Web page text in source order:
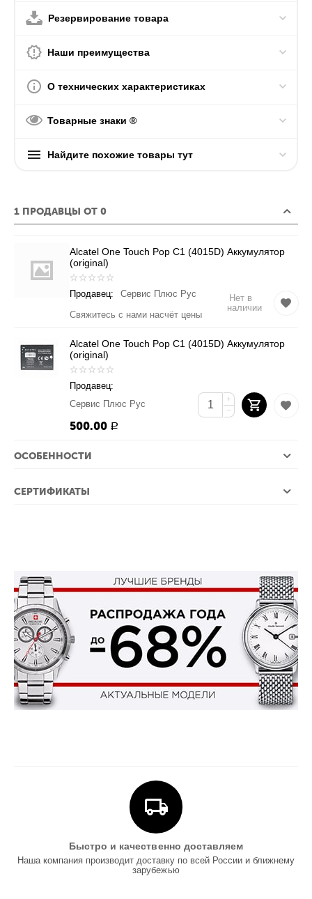
Резервирование товара
Наши преимущества
О технических характеристиках
Товарные знаки ®
Найдите похожие товары тут
1 ПРОДАВЦЫ ОТ 0
Alcatel One Touch Pop C1 (4015D) Аккумулятор
(original)
Продавец:
Сервис Плюс Рус
Свяжитесь с нами насчёт цены
Нет в
наличии
Alcatel One Touch Pop C1 (4015D) Аккумулятор
(original)
Продавец:
Сервис Плюс Рус
500.00 Р
+
−
ОСОБЕННОСТИ
СЕРТИФИКАТЫ
Быстро и качественно доставляем
Наша компания производит доставку по всей России и ближнему
зарубежью